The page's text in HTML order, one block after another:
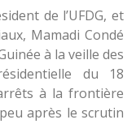
de l’UFDG, et
Mamadi Condé
à la veille des
du 18
à la frontière
après le scrutin